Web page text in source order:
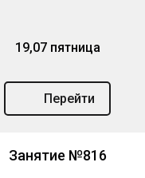
19,07 пятница
Перейти
Занятие №816